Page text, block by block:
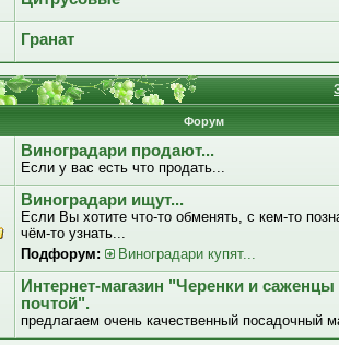
Гранат
Форум
Виноградари продают...
Если у вас есть что продать...
Виноградари ищут...
Если Вы хотите что-то обменять, с кем-то
чём-то узнать...
Подфорум:
Виноградари купят...
Интернет-магазин "Черенки и саженцы
почтой".
предлагаем очень качественный посадочный